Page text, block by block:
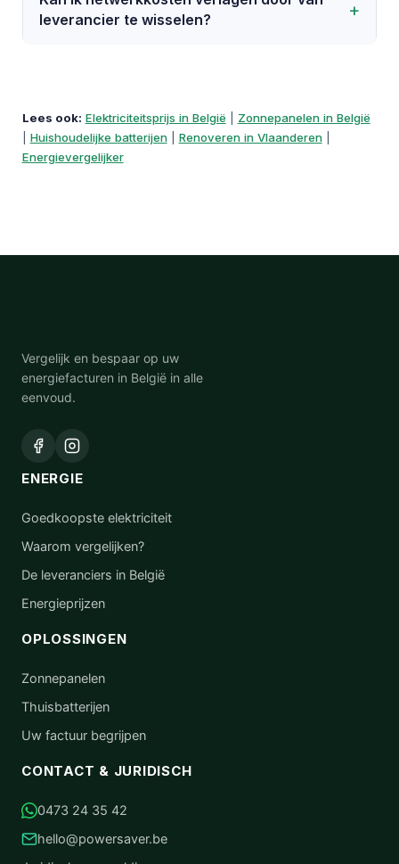
leverancier te wisselen?
(Vlaanderen).
Lees ook: Elektriciteitsprijs in België
Zonnepanelen in België
Huishoudelijke batterijen| Renoveren in Vlaanderen|
Energievergelijker
Vergelijk en bespaar op uw
energiefacturen in België in alle
eenvoud.
ENERGIE
Goedkoopste elektriciteit
Waarom vergelijken?
De leveranciers in België
Energieprijzen
OPLOSSINGEN
Zonnepanelen
Thuisbatterijen
Uw factuur begrijpen
CONTACT & JURIDISCH
0473 24 35 42
hello@powersaver.be